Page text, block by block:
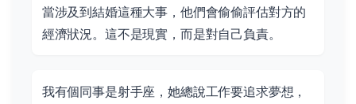
當涉及到結婚這種大事，他們會偷偷評估對方的
經濟狀況。這不是現實，而是對自己負責。
我有個同事是射手座，她總說工作要追求夢想，